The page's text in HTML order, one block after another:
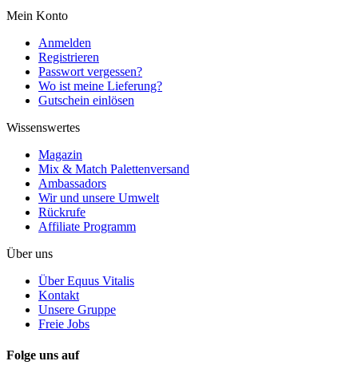
Mein Konto
Anmelden
Registrieren
Passwort vergessen?
Wo ist meine Lieferung?
Gutschein einlösen
Wissenswertes
Magazin
Mix & Match Palettenversand
Ambassadors
Wir und unsere Umwelt
Rückrufe
Affiliate Programm
Über uns
Über Equus Vitalis
Kontakt
Unsere Gruppe
Freie Jobs
Folge uns auf